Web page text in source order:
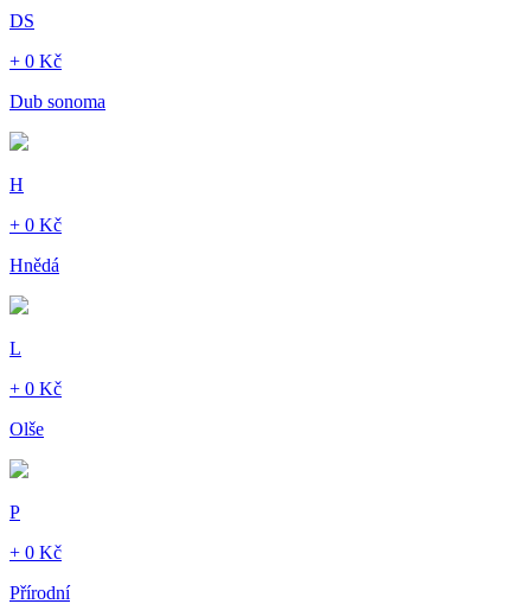
DS
+ 0 Kč
Dub sonoma
H
+ 0 Kč
Hnědá
L
+ 0 Kč
Olše
P
+ 0 Kč
Přírodní